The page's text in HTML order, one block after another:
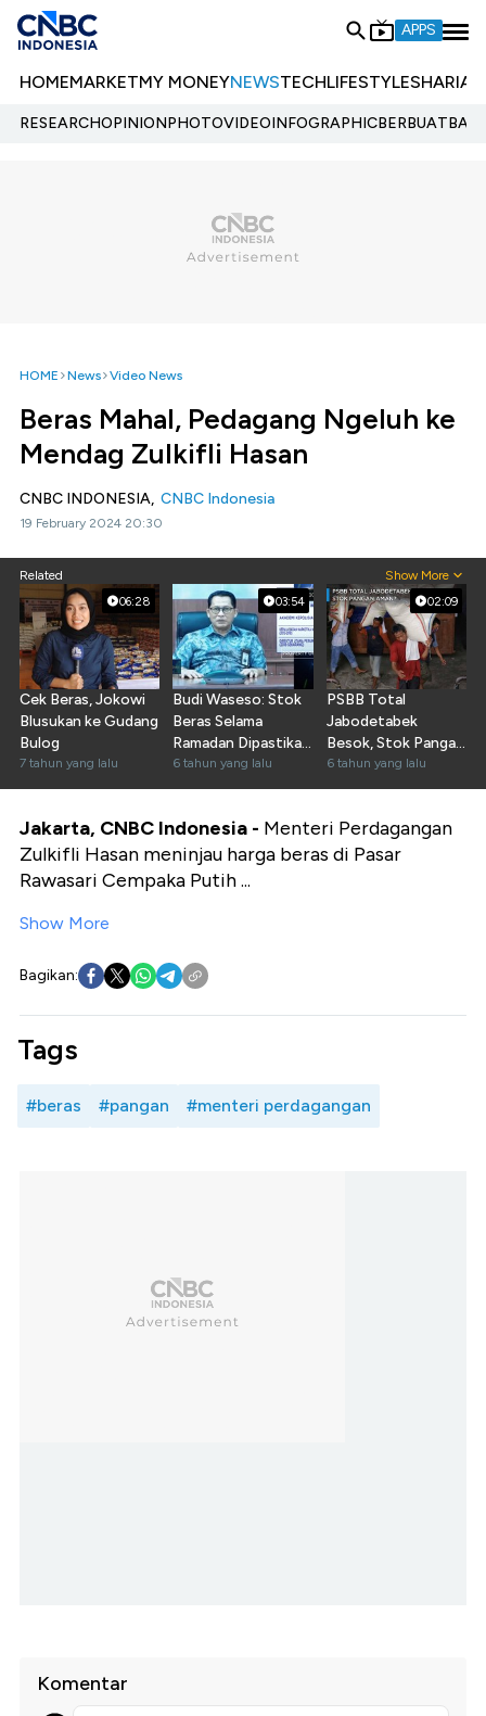
APPS
HOMEMARKETMY MONEYNEWSTECHLIFESTYLESHARIA
RESEARCHOPINIONPHOTOVIDEOINFOGRAPHIC
HOME News Video News
Beras Mahal, Pedagang Ngeluh ke
Mendag Zulkifli Hasan
CNBC INDONESIA, CNBC Indonesia
19 February 2024 20:30
Related Show More
06:28
Cek Beras, Jokowi
Blusukan ke Gudang
Bulog
7 tahun yang lalu
03:54
Budi Waseso: Stok
Beras Selama
Ramadan Dipastikan
Aman
6 tahun yang lalu
02:09
PSBB Total
Jabodetabek
Besok, Stok Pangan
Aman?
6 tahun yang lalu
Jakarta, CNBC Indonesia - Menteri Perdagangan
Zulkifli Hasan meninjau harga beras di Pasar
Rawasari Cempaka Putih ...
Show More
Bagikan:
Tags
#beras #pangan #menteri perdagangan
Komentar